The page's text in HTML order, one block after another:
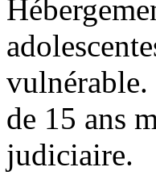
vulnérable.
de 15 ans
judiciaire.